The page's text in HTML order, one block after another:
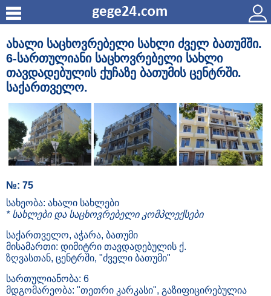
ახალი საცხოვრებელი სახლი ძველ ბათუმში.
6-სართულიანი საცხოვრებელი სახლი
თავდადებულის ქუჩაზე ბათუმის ცენტრში.
საქართველო.
№: 75
სახეობა: ახალი სახლები
* სახლები და საცხოვრებელი კომპლექსები
საქართველო, აჭარა, ბათუმი
მისამართი: დიმიტრი თავდადებულის ქ.
ზღვასთან, ცენტრში, "ძველი ბათუმი"
სართულიანობა: 6
მდგომარეობა: "თეთრი კარკასი", გაზიფიცირებულია